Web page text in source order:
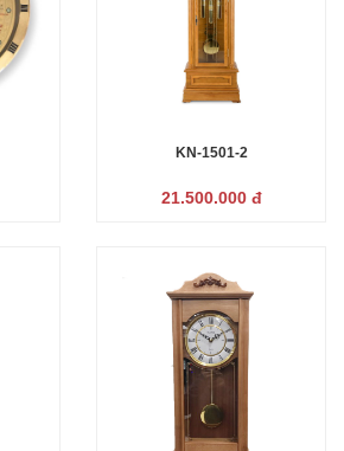
KN-1501-2
21.500.000 đ